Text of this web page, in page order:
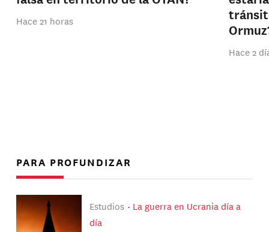
Hace 21 horas
Hace 2
PARA PROFUNDIZAR
Estudios
La guerra en Ucrania día a
día